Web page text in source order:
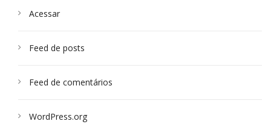
Acessar
Feed de posts
Feed de comentários
WordPress.org